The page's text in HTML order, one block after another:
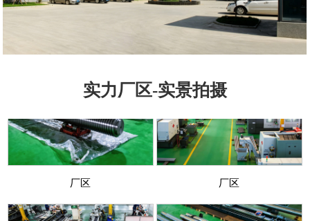
实力厂区-实景拍摄
厂区 厂区